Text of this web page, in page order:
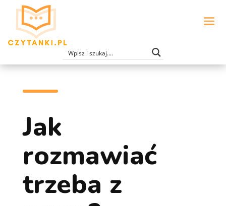
Jak
rozmawiać
trzeba z